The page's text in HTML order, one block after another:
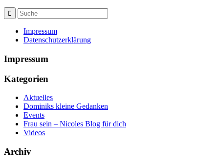
Impressum
Datenschutzerklärung
Impressum
Kategorien
Aktuelles
Dominiks kleine Gedanken
Events
Frau sein – Nicoles Blog für dich
Videos
Archiv